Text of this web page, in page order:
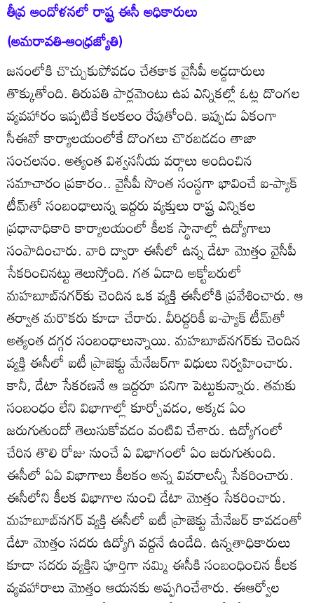
తీవ్ర ఆందోళనలో రాష్ట్ర ఈసీ అధికారులు
(అమరావతి-ఆంధ్రజ్యోతి)
జనంలోకి చొచ్చుకుపోవడం చేతకాక వైసీపీ అడ్డదారులు
తొక్కుతోంది. తిరుపతి పార్లమెంటు ఉప ఎన్నికల్లో ఓట్ల దొంగల
వ్యవహారం ఇప్పటికే కలకలం రేపుతోంది. ఇప్పుడు ఏకంగా
సీఈవో కార్యాలయంలోకే దొంగలు చొరబడడం తాజా
సంచలనం. అత్యంత విశ్వసనీయ వర్గాలు అందించిన
సమాచారం ప్రకారం.. వైసీపీ సొంత సంస్థగా భావించే ఐ-ప్యాక్‌
టీమ్‌తో సంబంధాలున్న ఇద్దరు వ్యక్తులు రాష్ట్ర ఎన్నికల
ప్రధానాధికారి కార్యాలయంలో కీలక స్థానాల్లో ఉద్యోగాలు
సంపాదించారు. వారి ద్వారా ఈసీలో ఉన్న డేటా మొత్తం వైసీపీ
సేకరించినట్టు తెలుస్తోంది. గత ఏడాది అక్టోబరులో
మహబూబ్‌నగర్‌కు చెందిన ఒక వ్యక్తి ఈసీలోకి ప్రవేశించారు. ఆ
తర్వాత మరొకరు కూడా చేరారు. వీరిద్దరికీ ఐ-ప్యాక్‌ టీమ్‌తో
అత్యంత దగ్గర సంబంధాలున్నాయి. మహబూబ్‌నగర్‌కు చెందిన
వ్యక్తి ఈసీలో ఐటీ ప్రాజెక్టు మేనేజర్‌గా విధులు నిర్వహించారు.
కానీ, డేటా సేకరణనే ఆ ఇద్దరూ పనిగా పెట్టుకున్నారు. తమకు
సంబంధం లేని విభాగాల్లో కూర్చోవడం, అక్కడ ఏం
జరుగుతుందో తెలుసుకోవడం వంటివి చేశారు. ఉద్యోగంలో
చేరిన తొలి రోజు నుంచే ఏ విభాగంలో ఏం జరుగుతుంది.
ఈసీలో ఏఏ విభాగాలు కీలకం అన్న వివరాలన్నీ సేకరించారు.
ఈసీలోని కీలక విభాగాల నుంచి డేటా మొత్తం సేకరించారు.
మహబూబ్‌నగర్‌ వ్యక్తి ఈసీలో ఐటీ ప్రాజెక్టు మేనేజర్‌ కావడంతో
డేటా మొత్తం సదరు ఉద్యోగి వద్దనే ఉండేది. ఉన్నతాధికారులు
కూడా సదరు వ్యక్తిని పూర్తిగా నమ్మి ఈసీకి సంబంధించిన కీలక
వ్యవహారాలు మొత్తం ఆయనకు అప్పగించేశారు. ఈఆర్వోల